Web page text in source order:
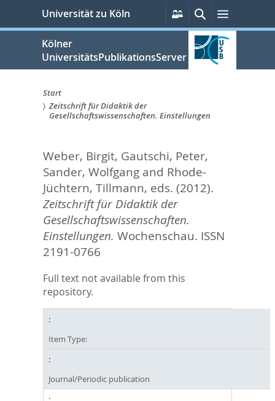
springen
Universität zu Köln
Persönliche
Services
SucheMenü
Kölner
UniversitätsPublikationsServer
Sie
hier:
Start
Zeitschrift für Didaktik der
Gesellschaftswissenschaften. Einstellungen
Weber, Birgit, Gautschi, Peter,
Sander, Wolfgangand Rhode-
Jüchtern, Tillmann, eds. (2012).
Zeitschrift für Didaktik der
Gesellschaftswissenschaften.
Einstellungen. Wochenschau. ISSN
2191-0766
Full text not available from this
repository.
Item Type:
Journal/Periodic publication